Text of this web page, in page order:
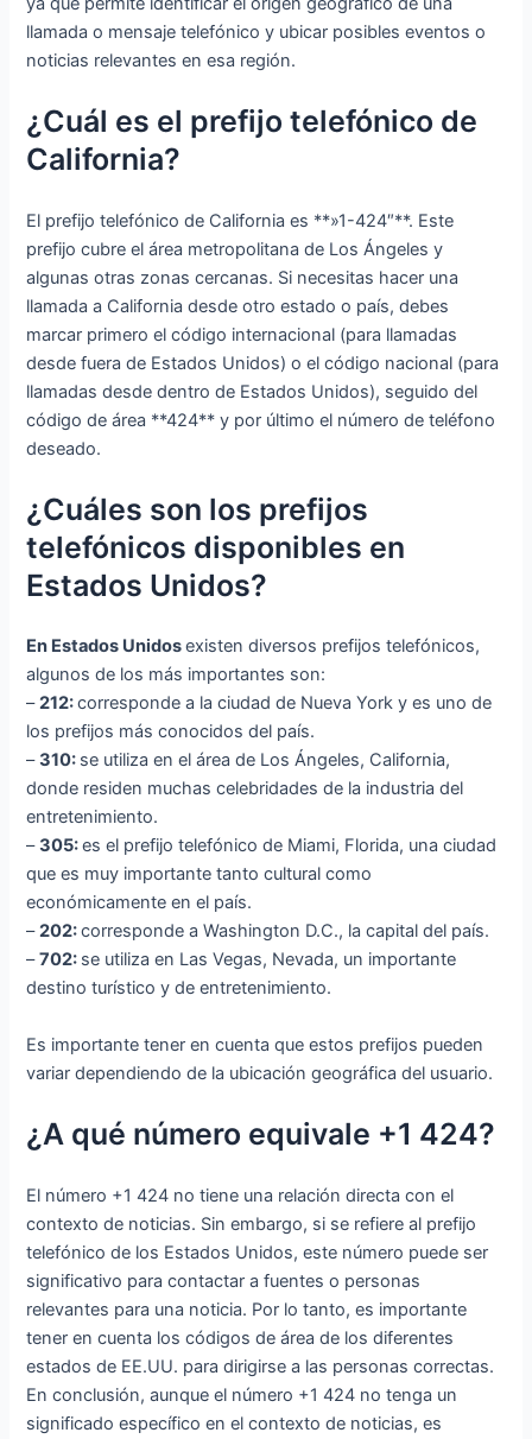
llamada o mensaje telefónico y ubicar posibles eventos o
noticias relevantes en esa región.
¿Cuál es el prefijo telefónico de
California?
El prefijo telefónico de California es **»1-424″**. Este
prefijo cubre el área metropolitana de Los Ángeles y
algunas otras zonas cercanas. Si necesitas hacer una
llamada a California desde otro estado o país, debes
marcar primero el código internacional (para llamadas
desde fuera de Estados Unidos) o el código nacional (para
llamadas desde dentro de Estados Unidos), seguido del
código de área **424** y por último el número de teléfono
deseado.
¿Cuáles son los prefijos
telefónicos disponibles en
Estados Unidos?
En Estados Unidosexisten diversos prefijos telefónicos,
algunos de los más importantes son:
–212:corresponde a la ciudad de Nueva York y es uno de
los prefijos más conocidos del país.
–310: se utiliza en el área de Los Ángeles, California,
donde residen muchas celebridades de la industria del
entretenimiento.
–305:es el prefijo telefónico de Miami, Florida, una ciudad
que es muy importante tanto cultural como
económicamente en el país.
–202:corresponde a Washington D.C., la capital del país.
–702: se utiliza en Las Vegas, Nevada, un importante
destino turístico y de entretenimiento.
Es importante tener en cuenta que estos prefijos pueden
variar dependiendo de la ubicación geográfica del usuario.
¿A qué número equivale +1 424?
El número +1 424 no tiene una relación directa con el
contexto de noticias. Sin embargo, si se refiere al prefijo
telefónico de los Estados Unidos, este número puede ser
significativo para contactar a fuentes o personas
relevantes para una noticia. Por lo tanto, es importante
tener en cuenta los códigos de área de los diferentes
estados de EE.UU. para dirigirse a las personas correctas.
En conclusión, aunque el número +1 424 no tenga un
significado específico en el contexto de noticias, es